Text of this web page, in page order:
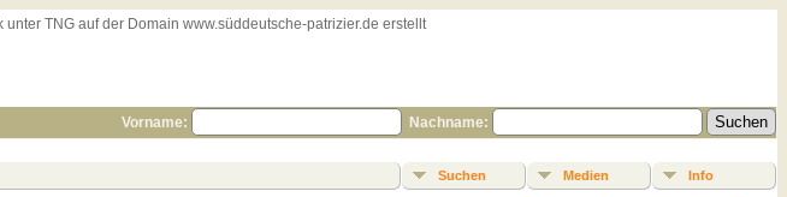
unter TNG auf der Domain www.süddeutsche-patrizier.de erstellt
Vorname: Nachname:
Suchen Medien Info